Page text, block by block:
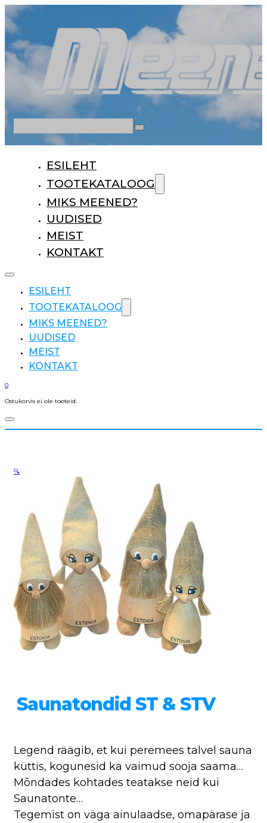
ESILEHT
TOOTEKATALOOG
MIKS MEENED?
UUDISED
MEIST
KONTAKT
ESILEHT
TOOTEKATALOOG
MIKS MEENED?
UUDISED
MEIST
KONTAKT
0
Ostukorvis ei ole tooteid.
Saunatondid ST & STV
Legend räägib, et kui peremees talvel sauna
küttis, kogunesid ka vaimud sooja saama…
Mõndades kohtades teatakse neid kui
Saunatonte…
Tegemist on väga ainulaadse, omapärase ja
🔍